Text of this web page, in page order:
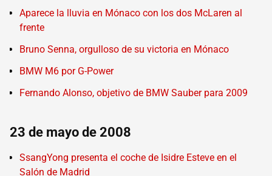
Aparece la lluvia en Mónaco con los dos McLaren al
frente
Bruno Senna, orgulloso de su victoria en Mónaco
BMW M6 por G-Power
Fernando Alonso, objetivo de BMW Sauber para 2009
23 de mayo de 2008
SsangYong presenta el coche de Isidre Esteve en el
Salón de Madrid